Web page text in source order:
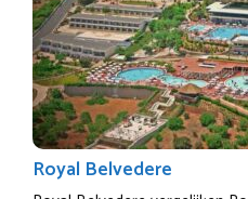
Royal Belvedere